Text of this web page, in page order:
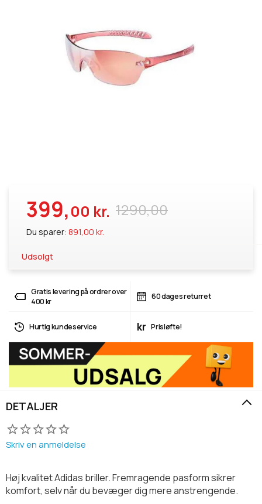
1290,00
399,00 kr.
Du sparer: 891,00 kr.
Udsolgt
Gratis levering på ordrer over
400 kr
60 dages returret
Hurtig kundeservice kr Prisløfte!
DETALJER
Skriv en anmeldelse
Høj kvalitet Adidas briller. Fremragende pasform sikrer
komfort, selv når du bevæger dig mere anstrengende.